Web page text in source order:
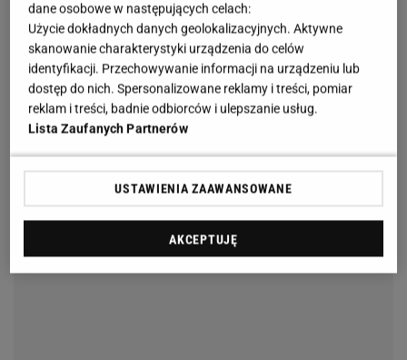
dane osobowe w następujących celach:
Użycie dokładnych danych geolokalizacyjnych. Aktywne
skanowanie charakterystyki urządzenia do celów
identyfikacji. Przechowywanie informacji na urządzeniu lub
dostęp do nich. Spersonalizowane reklamy i treści, pomiar
reklam i treści, badnie odbiorców i ulepszanie usług.
Lista Zaufanych Partnerów
USTAWIENIA ZAAWANSOWANE
AKCEPTUJĘ